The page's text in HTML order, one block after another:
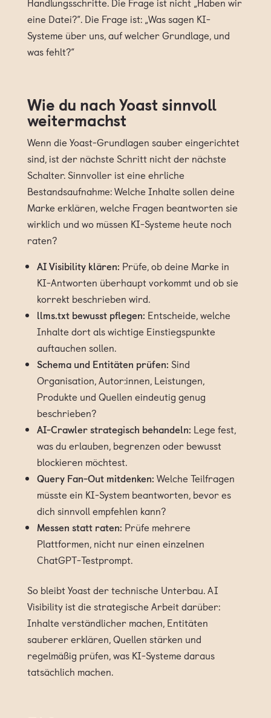
eine Datei?“. Die Frage ist: „Was sagen KI-
Systeme über uns, auf welcher Grundlage, und
was fehlt?“
Wie du nach Yoast sinnvoll
weitermachst
Wenn die Yoast-Grundlagen sauber eingerichtet
sind, ist der nächste Schritt nicht der nächste
Schalter. Sinnvoller ist eine ehrliche
Bestandsaufnahme: Welche Inhalte sollen deine
Marke erklären, welche Fragen beantworten sie
wirklich und wo müssen KI-Systeme heute noch
raten?
AI Visibility klären: Prüfe, ob deine Marke in
KI-Antworten überhaupt vorkommt und ob sie
korrekt beschrieben wird.
llms.txt bewusst pflegen: Entscheide, welche
Inhalte dort als wichtige Einstiegspunkte
auftauchen sollen.
Schema und Entitäten prüfen: Sind
Organisation, Autor:innen, Leistungen,
Produkte und Quellen eindeutig genug
beschrieben?
AI-Crawler strategisch behandeln: Lege fest,
was du erlauben, begrenzen oder bewusst
blockieren möchtest.
Query Fan-Out mitdenken: Welche Teilfragen
müsste ein KI-System beantworten, bevor es
dich sinnvoll empfehlen kann?
Messen statt raten: Prüfe mehrere
Plattformen, nicht nur einen einzelnen
ChatGPT-Testprompt.
So bleibt Yoast der technische Unterbau. AI
Visibility ist die strategische Arbeit darüber:
Inhalte verständlicher machen, Entitäten
sauberer erklären, Quellen stärken und
regelmäßig prüfen, was KI-Systeme daraus
tatsächlich machen.